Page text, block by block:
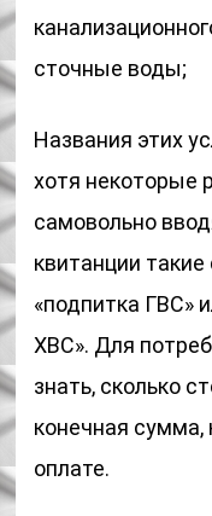
сточные воды;
Названия этих
хотя некоторые
самовольно
квитанции такие
«подпитка ГВС»
ХВС». Для
знать, сколько
конечная сумма,
оплате.